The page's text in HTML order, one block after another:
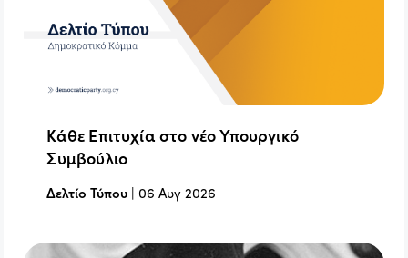
Κάθε Επιτυχία στο νέο Υπουργικό
Συμβούλιο
Δελτίο Τύπου |06 Αυγ 2026